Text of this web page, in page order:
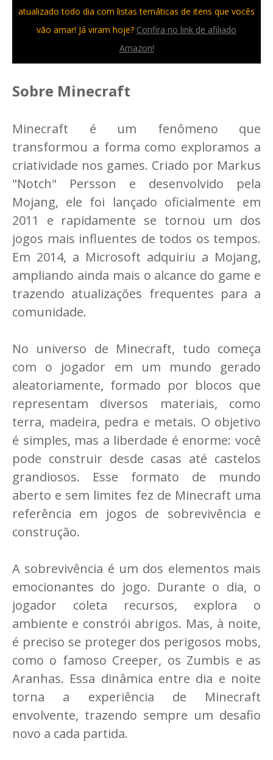
atualizado todo dia com listas temáticas de itens que vocês
vão amar! Já viram hoje? Confira no link de afiliado
Amazon!
Sobre Minecraft
Minecraft é um fenômeno que
transformou a forma como exploramos a
criatividade nos games. Criado por Markus
"Notch" Persson e desenvolvido pela
Mojang, ele foi lançado oficialmente em
2011 e rapidamente se tornou um dos
jogos mais influentes de todos os tempos.
Em 2014, a Microsoft adquiriu a Mojang,
ampliando ainda mais o alcance do game e
trazendo atualizações frequentes para a
comunidade.
No universo de Minecraft, tudo começa
com o jogador em um mundo gerado
aleatoriamente, formado por blocos que
representam diversos materiais, como
terra, madeira, pedra e metais. O objetivo
é simples, mas a liberdade é enorme: você
pode construir desde casas até castelos
grandiosos. Esse formato de mundo
aberto e sem limites fez de Minecraft uma
referência em jogos de sobrevivência e
construção.
A sobrevivência é um dos elementos mais
emocionantes do jogo. Durante o dia, o
jogador coleta recursos, explora o
ambiente e constrói abrigos. Mas, à noite,
é preciso se proteger dos perigosos mobs,
como o famoso Creeper, os Zumbis e as
Aranhas. Essa dinâmica entre dia e noite
torna a experiência de Minecraft
envolvente, trazendo sempre um desafio
novo a cada partida.